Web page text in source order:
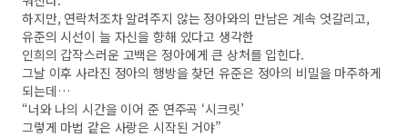
하지만, 연락처조차 알려주지 않는 정아와의 만남은 계속 엇갈리고,
유준의 시선이 늘 자신을 향해 있다고 생각한
인희의 갑작스러운 고백은 정아에게 큰 상처를 입힌다.
그날 이후 사라진 정아의 행방을 찾던 유준은 정아의 비밀을 마주하게
되는데…
“너와 나의 시간을 이어 준 연주곡 ‘시크릿’
그렇게 마법 같은 사랑은 시작된 거야”